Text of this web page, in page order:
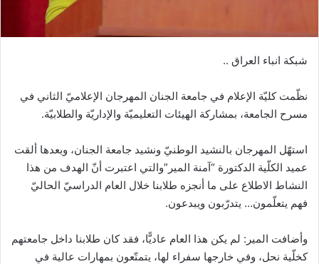
شبكة انباء العراق ..
نظّمت كليّة الإعلام في جامعة الجنان المهرجان الإعلاميّ الثاني في
مسرح الجامعة، بمشاركة الهيئات التعليميّة والإداريّة والطلابيّة.
استهّل المهرجان بالنشيد الوطنيّ ونشيد جامعة الجنان، وبعدها ألقت
عميد الكلّية الدكتورة “آمنة المير”والتي اعتبرت أنّ الهدف من هذا
النشاط الاطلاع على ما أنجزه طلابنا خلال العام الدراسيّ الحاليّ
فهم يتعلّمون… يتدرّبون ويبدعون.
وأضافت المير: لم يكن هذا العام عاديًّا، فقد كان طلابنا داخل جامعتهم
كخلّية نحل، وفي خارجها سفراء لها، يتمتّعون بمهارات عالية في